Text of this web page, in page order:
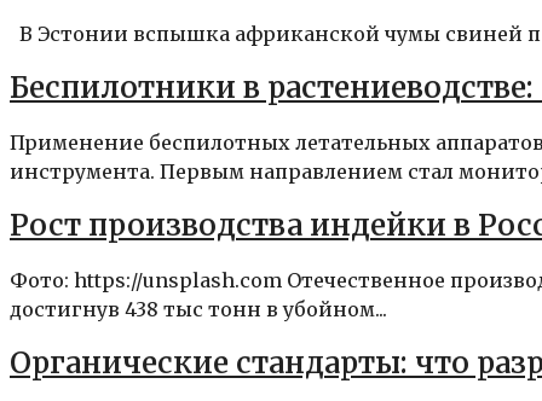
В Эстонии вспышка африканской чумы свиней
Беспилотники в
Применение беспилотных летательных
инструмента. Первым направлением стал
Рост производства индейки в
Фото: https://unsplash.com Отечественное
достигнув 438 тыс тонн в убойном...
Органические стандарты: что